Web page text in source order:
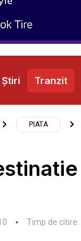
Știri Tranzit
Contact
PIATA
Timp de citire: